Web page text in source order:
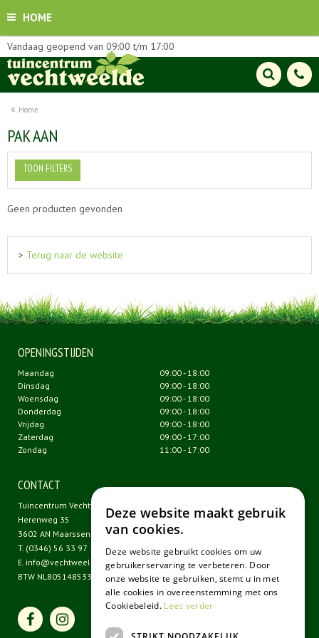
HOME
Home
Vandaag geopend van 09:00 t/m 17:00
PAK AAN
TOON FILTERS
Geen producten gevonden
> Terug naar de website
OPENINGSTIJDEN
Maandag
09:00 - 18:00
Dinsdag
09:00 - 18:00
Woensdag
09:00 - 18:00
Donderdag
09:00 - 18:00
Vrijdag
09:00 - 18:00
Zaterdag
09:00 - 17:00
Zondag
11:00 - 17:00
CONTACT
Tuincentrum Vechtweelde
Herenweg 35
3602 AN Maarssen
T. (0346) 56 33 97
E. info@vechtweelde.nl
BTW NL805148533B01
Deze website maakt gebruik
van cookies.
Deze website gebruikt cookies om uw
gebruikerservaring te verbeteren. Door
onze website te gebruiken, stemt u in met
alle cookies in overeenstemming met ons
Cookiebeleid. Lees verder